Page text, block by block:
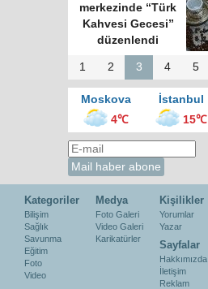
merkezinde “Türk
Kahvesi Gecesi”
düzenlendi
1 2 3 4 5
Moskova İstanbul
4℃
15℃
Kategoriler
Bilişim
Sağlık
Savunma
Eğitim
Foto
Video
Medya
Foto Galeri
Video Galeri
Karikatürler
Kişilikler
Yorumlar
Yazar
Sayfalar
Hakkımızda
İletişim
Reklam